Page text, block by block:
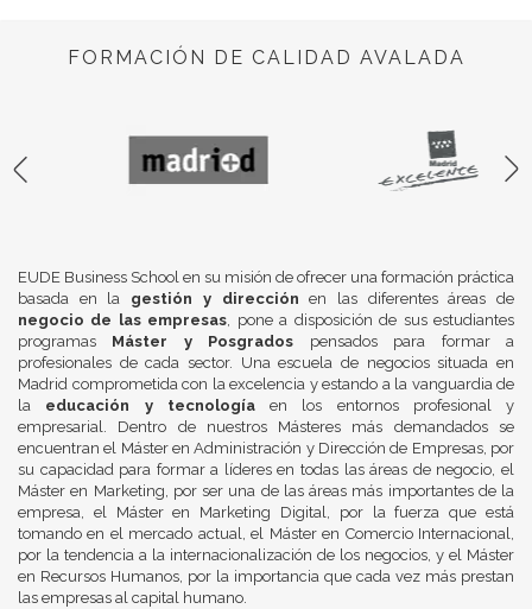
FORMACIÓN DE CALIDAD AVALADA
EUDE Business School en su misión de ofrecer una formación práctica
basada en la gestión y dirección en las diferentes áreas de
negocio de las empresas, pone a disposición de sus estudiantes
programas Máster y Posgrados pensados para formar a
profesionales de cada sector. Una escuela de negocios situada en
Madrid comprometida con la excelencia y estando a la vanguardia de
la educación y tecnologíaen los entornos profesional y
empresarial. Dentro de nuestros Másteres más demandados se
encuentran el Máster en Administración y Dirección de Empresas, por
su capacidad para formar a líderes en todas las áreas de negocio, el
Máster en Marketing, por ser una de las áreas más importantes de la
empresa, el Máster en Marketing Digital, por la fuerza que está
tomando en el mercado actual, el Máster en Comercio Internacional,
por la tendencia a la internacionalización de los negocios, y el Máster
en Recursos Humanos, por la importancia que cada vez más prestan
las empresas al capital humano.